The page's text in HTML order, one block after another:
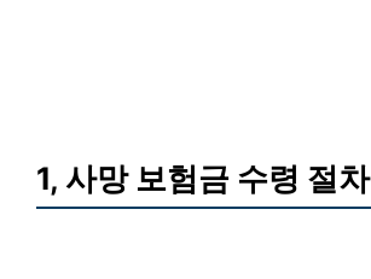
1, 사망 보험금 수령 절차